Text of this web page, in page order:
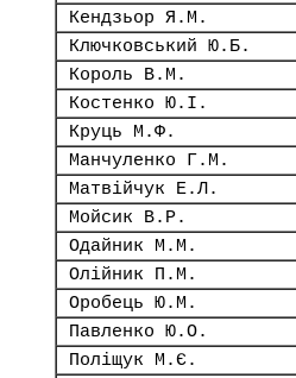
Кендзьор Я.М.
Ключковський Ю.Б.
Король В.М.
Костенко Ю.І.
Круць М.Ф.
Манчуленко Г.М.
Матвійчук Е.Л.
Мойсик В.Р.
Одайник М.М.
Олійник П.М.
Оробець Ю.М.
Павленко Ю.О.
Поліщук М.Є.